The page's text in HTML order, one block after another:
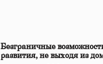
Безграничные
развития, не выходя из